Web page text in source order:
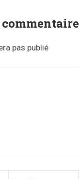
pas publié